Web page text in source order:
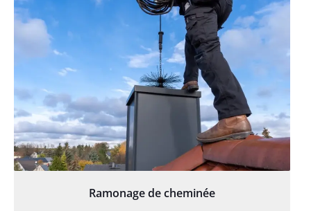
Ramonage de cheminée